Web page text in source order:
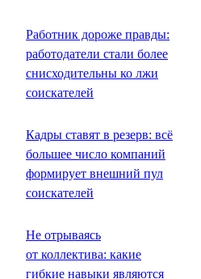
Работник дороже правды:
работодатели стали более
снисходительны ко лжи
соискателей
Кадры ставят в резерв: всё
большее число компаний
формирует внешний пул
соискателей
Не отрываясь
от коллектива: какие
гибкие навыки являются